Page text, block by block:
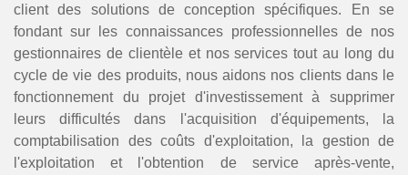
client des solutions de conception spécifiques. En se
fondant sur les connaissances professionnelles de nos
gestionnaires de clientèle et nos services tout au long du
cycle de vie des produits, nous aidons nos clients dans le
fonctionnement du projet d'investissement à supprimer
leurs difficultés dans l'acquisition d'équipements, la
comptabilisation des coûts d'exploitation, la gestion de
l'exploitation et l'obtention de service après-vente,